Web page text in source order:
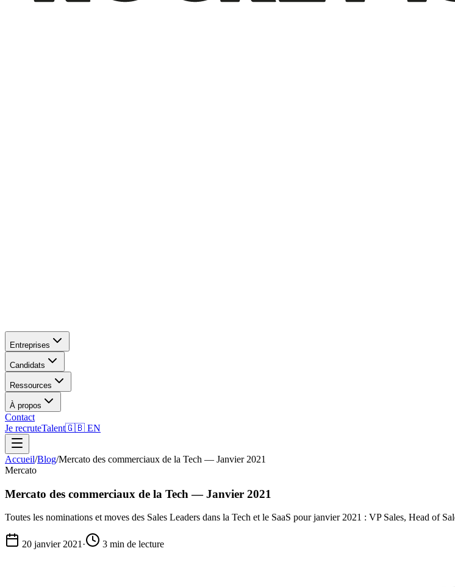
Entreprises
Candidats
Ressources
À propos
Contact
Je recruteTalent🇬🇧 EN
Accueil/Blog/Mercato des commerciaux de la Tech — Janvier 2021
Mercato
Mercato des commerciaux de la Tech — Janvier 2021
Toutes les nominations et moves des Sales Leaders dans la Tech et le SaaS pour janvier 2021 : VP Sales, Head of
20 janvier 2021· 3 min de lecture